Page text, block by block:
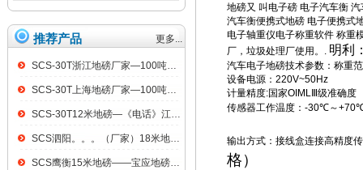
推荐产品 更多...
SCS-30T浙江地磅厂家—100吨汽车衡
SCS-30T上海地磅厂家—100吨汽车衡
SCS-30T12米地磅—《电话》江阴100吨地磅
SCS泗阳。。。（厂家）18米地磅（低价）
SCS鹰衡15米地磅——宝应地磅销售点
地磅又 叫电子磅 电子汽车衡 汽
汽车衡便携式地磅 电子便携式
电子轴重仪电子称重软件 称重
厂，垃圾处理厂使用。
. 明利
汽车电子地磅技术参数：称重
设备电源： 220V~50Hz
计量精度:国家OIMLⅢ级准确度
传感器工作温度： -30℃～+70
输出方式：接线盒连接高精度
格）